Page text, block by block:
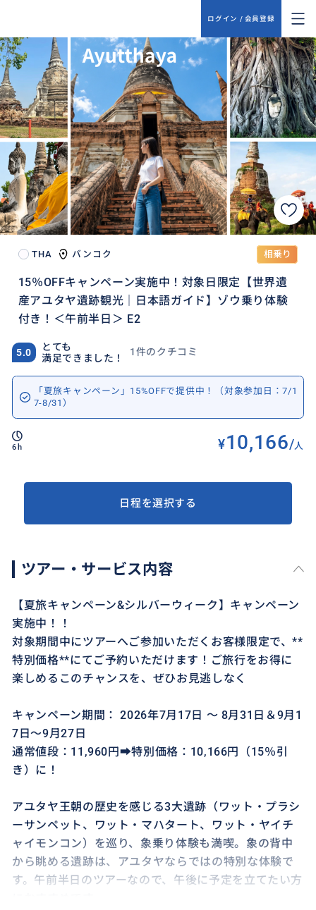
ログイン / 会員登録
THA バンコク 相乗り
15％OFFキャンペーン実施中！対象日限定【世界遺
産アユタヤ遺跡観光｜日本語ガイド】ゾウ乗り体験
付き！＜午前半日＞ E2
5.0
とても
満足できました！
1件のクチコミ
「夏旅キャンペーン」15%OFFで提供中！（対象参加日：7/1
7-8/31）
6h ¥10,166/人
日程を選択する
ツアー・サービス内容
【夏旅キャンペーン&シルバーウィーク】キャンペーン
実施中！！
対象期間中にツアーへご参加いただくお客様限定で、**
特別価格**にてご予約いただけます！ご旅行をお得に
楽しめるこのチャンスを、ぜひお見逃しなく
キャンペーン期間： 2026年7月17日 〜 8月31日＆9月1
7日～9月27日
通常値段：11,960円➡特別価格：10,166円（15％引
き）に！
アユタヤ王朝の歴史を感じる3大遺跡（ワット・プラシ
ーサンペット、ワット・マハタート、ワット・ヤイチ
ャイモンコン）を巡り、象乗り体験も満喫。象の背中
から眺める遺跡は、アユタヤならではの特別な体験で
す。午前半日のツアーなので、午後に予定を立てたい方